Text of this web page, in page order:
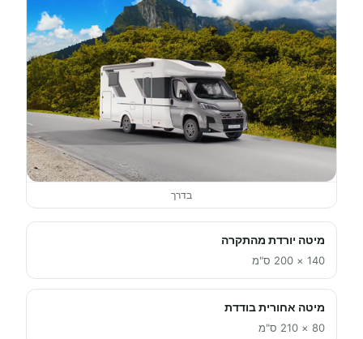
בדרך
מיטה יורדת מהתקרה
140 × 200 ס"מ
מיטה אחורית בודדת
80 × 210 ס"מ